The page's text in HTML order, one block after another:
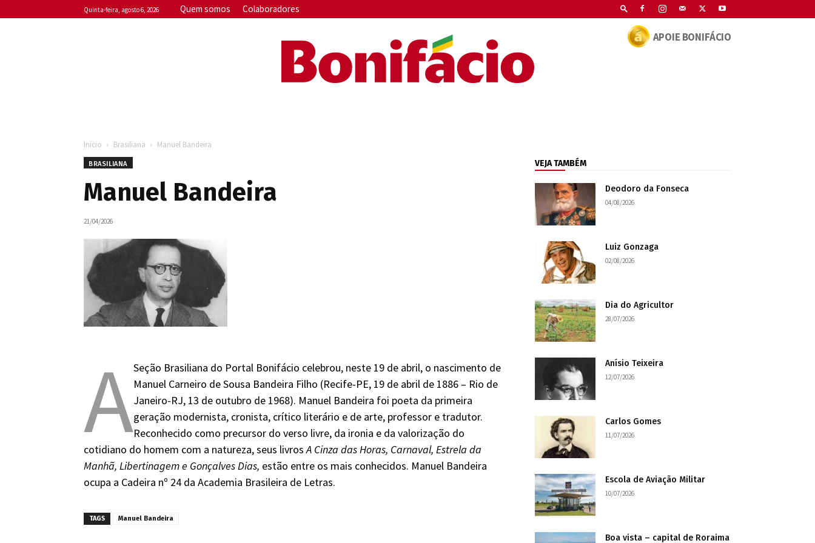
quinta-feira, agosto 6, 2026 Quem somos Colaboradores
APOIE BONIFÁCIO
Início Brasiliana Manuel Bandeira
BRASILIANA
Manuel Bandeira
21/04/2026
ASeção Brasiliana do Portal Bonifácio celebrou, neste 19 de abril, o nascimento de
Manuel Carneiro de Sousa Bandeira Filho (Recife-PE, 19 de abril de 1886 – Rio de
Janeiro-RJ, 13 de outubro de 1968). Manuel Bandeira foi poeta da primeira
geração modernista, cronista, crítico literário e de arte, professor e tradutor.
Reconhecido como precursor do verso livre, da ironia e da valorização do
cotidiano do homem com a natureza, seus livrosA Cinza das Horas, Carnaval, Estrela da
Manhã, Libertinagem e Gonçalves Dias, estão entre os mais conhecidos. Manuel Bandeira
ocupa a Cadeira nº 24 da Academia Brasileira de Letras.
TAGS Manuel Bandeira
VEJA TAMBÉM
Deodoro da Fonseca
04/08/2026
Luiz Gonzaga
02/08/2026
Dia do Agricultor
28/07/2026
Anísio Teixeira
12/07/2026
Carlos Gomes
11/07/2026
Escola de Aviação Militar
10/07/2026
Boa vista – capital de Roraima